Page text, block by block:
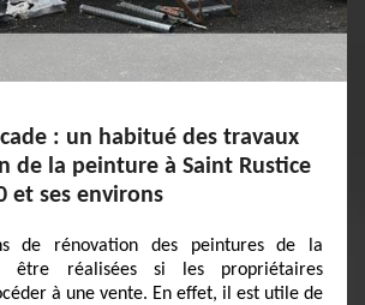
: un habitué des travaux
de la peinture à Saint Rustice
et ses environs
de rénovation des peintures de la
être réalisées si les propriétaires
à une vente. En effet, il est utile de